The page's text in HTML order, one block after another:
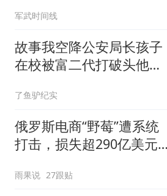
生了什么
军武时间线
故事我空降公安局长孩子
在校被富二代打破头他爹
了鱼驴纪实
俄罗斯电商“野莓”遭系统
打击，损失超290亿美元#
雨果说 27跟贴